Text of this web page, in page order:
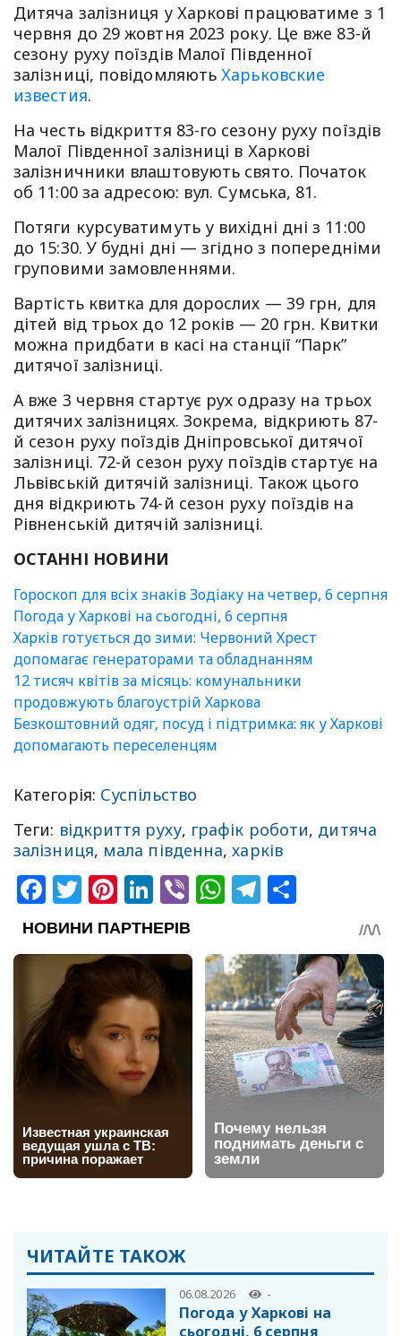
Дитяча залізниця у Харкові працюватиме з 1
червня до 29 жовтня 2023 року. Це вже 83-й
сезону руху поїздів Малої Південної
залізниці, повідомляютьХарьковские
известия.
На честь відкриття 83-го сезону руху поїздів
Малої Південної залізниці в Харкові
залізничники влаштовують свято. Початок
об 11:00 за адресою: вул. Сумська, 81.
Потяги курсуватимуть у вихідні дні з 11:00
до 15:30. У будні дні — згідно з попередніми
груповими замовленнями.
Вартість квитка для дорослих — 39 грн, для
дітей від трьох до 12 років — 20 грн. Квитки
можна придбати в касі на станції “Парк”
дитячої залізниці.
А вже 3 червня стартує рух одразу на трьох
дитячих залізницях. Зокрема, відкриють 87-
й сезон руху поїздів Дніпровської дитячої
залізниці. 72-й сезон руху поїздів стартує на
Львівській дитячій залізниці. Також цього
дня відкриють 74-й сезон руху поїздів на
Рівненській дитячій залізниці.
ОСТАННІ НОВИНИ
Гороскоп для всіх знаків Зодіаку на четвер, 6 серпня
Погода у Харкові на сьогодні, 6 серпня
Харків готується до зими: Червоний Хрест
допомагає генераторами та обладнанням
12 тисяч квітів за місяць: комунальники
продовжують благоустрій Харкова
Безкоштовний одяг, посуд і підтримка: як у Харкові
допомагають переселенцям
Категорія: Суспільство
Теги: відкриття руху, графік роботи, дитяча
залізниця, мала південна,харків
Facebook
Twitter
Pinterest
LinkedIn
ViberWhatsApp
Telegram
ЧИТАЙТЕ ТАКОЖ
06.08.2026 -
Погода у Харкові на
сьогодні, 6 серпня